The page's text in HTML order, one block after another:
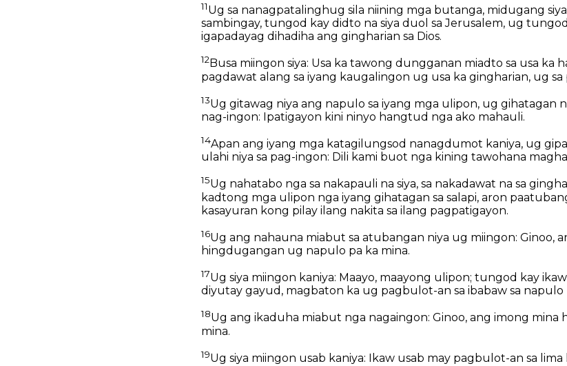
11Ug sa nanagpatalinghug sila niining mga butanga, midugang
sambingay, tungod kay didto na siya duol sa Jerusalem, ug
igapadayag dihadiha ang gingharian sa Dios.
12Busa miingon siya: Usa ka tawong dungganan miadto sa usa ka
pagdawat alang sa iyang kaugalingon ug usa ka gingharian, ug sa
13Ug gitawag niya ang napulo sa iyang mga ulipon, ug gihatagan
nag-ingon: Ipatigayon kini ninyo hangtud nga ako mahauli.
14Apan ang iyang mga katagilungsod nanagdumot kaniya, ug
ulahi niya sa pag-ingon: Dili kami buot nga kining tawohana
15Ug nahatabo nga sa nakapauli na siya, sa nakadawat na sa
kadtong mga ulipon nga iyang gihatagan sa salapi, aron
kasayuran kong pilay ilang nakita sa ilang pagpatigayon.
16Ug ang nahauna miabut sa atubangan niya ug miingon: Ginoo,
hingdugangan ug napulo pa ka mina.
17Ug siya miingon kaniya: Maayo, maayong ulipon; tungod kay
diyutay gayud, magbaton ka ug pagbulot-an sa ibabaw sa napulo
18Ug ang ikaduha miabut nga nagaingon: Ginoo, ang imong mina
mina.
19Ug siya miingon usab kaniya: Ikaw usab may pagbulot-an sa lima